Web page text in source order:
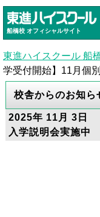
船橋校 オフィシャルサイト
東進ハイスクール 船
学受付開始】11月個
校舎からのお知ら
2025年 11月 3日
入学説明会実施中